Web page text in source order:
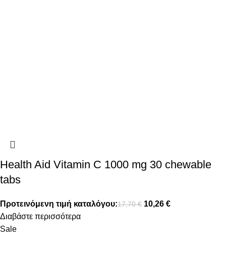
Health Aid Vitamin C 1000 mg 30 chewable
tabs
Προτεινόμενη τιμή καταλόγου:17,70€ 10,26 €
Διαβάστε περισσότερα
Sale